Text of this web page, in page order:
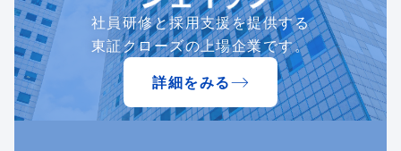
社員研修と採用支援を提供する
東証クローズの上場企業です。
詳細をみる